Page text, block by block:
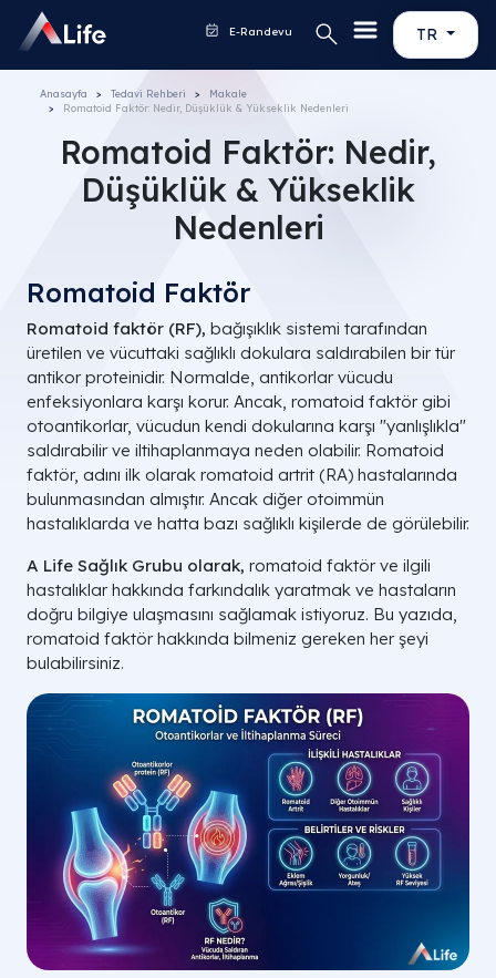
TR
E-Randevu
Anasayfa Tedavi Rehberi
Makale
Romatoid Faktör: Nedir, Düşüklük & Yükseklik Nedenleri
Romatoid Faktör: Nedir,
Düşüklük & Yükseklik
Nedenleri
Romatoid Faktör
Romatoid faktör (RF), bağışıklık sistemi tarafından
üretilen ve vücuttaki sağlıklı dokulara saldırabilen bir tür
antikor proteinidir. Normalde, antikorlar vücudu
enfeksiyonlara karşı korur. Ancak, romatoid faktör gibi
otoantikorlar, vücudun kendi dokularına karşı "yanlışlıkla"
saldırabilir ve iltihaplanmaya neden olabilir. Romatoid
faktör, adını ilk olarak romatoid artrit (RA) hastalarında
bulunmasından almıştır. Ancak diğer otoimmün
hastalıklarda ve hatta bazı sağlıklı kişilerde de görülebilir.
A Life Sağlık Grubu olarak, romatoid faktör ve ilgili
hastalıklar hakkında farkındalık yaratmak ve hastaların
doğru bilgiye ulaşmasını sağlamak istiyoruz. Bu yazıda,
romatoid faktör hakkında bilmeniz gereken her şeyi
bulabilirsiniz.